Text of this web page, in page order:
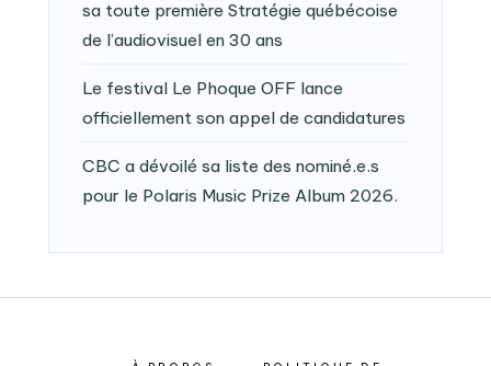
sa toute première Stratégie québécoise
de l’audiovisuel en 30 ans
Le festival Le Phoque OFF lance
officiellement son appel de candidatures
CBC a dévoilé sa liste des nominé.e.s
pour le Polaris Music Prize Album 2026.